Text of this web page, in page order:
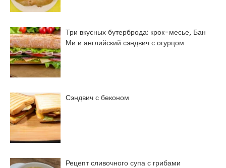
Три вкусных бутерброда: крок-месье, Бан
Ми и английский сэндвич с огурцом
Сэндвич с беконом
Рецепт сливочного супа с грибами